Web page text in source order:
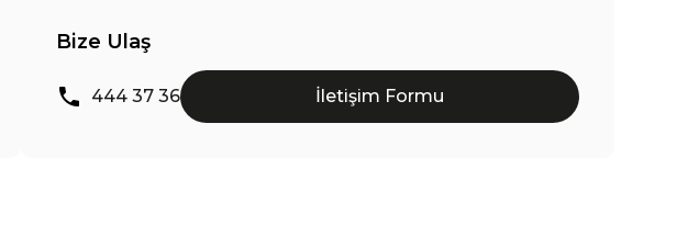
Bize Ulaş
444 37 36 İletişim Formu